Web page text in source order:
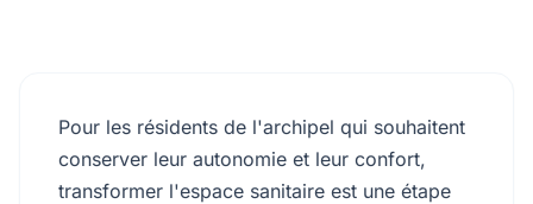
Pour les résidents de l'archipel qui souhaitent
conserver leur autonomie et leur confort,
transformer l'espace sanitaire est une étape